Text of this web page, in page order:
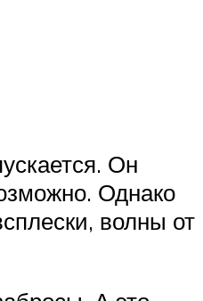
Он
Однако
волны от